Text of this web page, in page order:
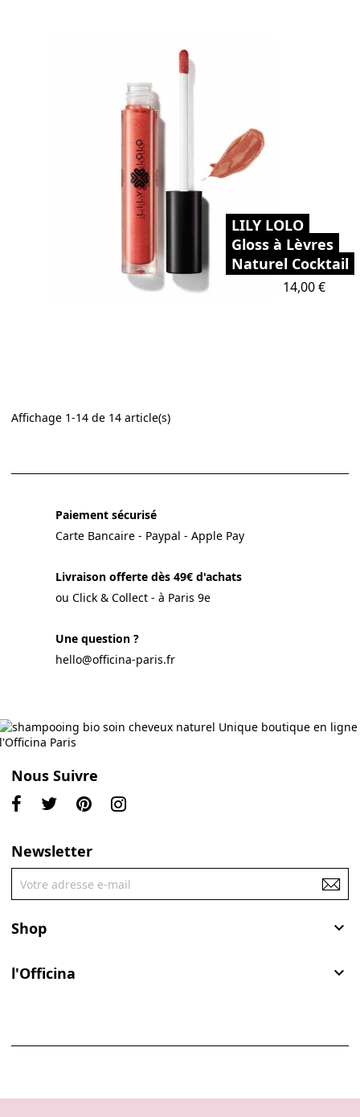
LILY LOLO
Gloss à Lèvres
Naturel Cocktail
Prix
14,00 €
Affichage 1-14 de 14 article(s)
Paiement sécurisé
Carte Bancaire - Paypal - Apple Pay
Livraison offerte dès 49€ d'achats
ou Click & Collect - à Paris 9e
Une question ?
hello@officina-paris.fr
Nous Suivre
Newsletter
Shop 
l'Officina 